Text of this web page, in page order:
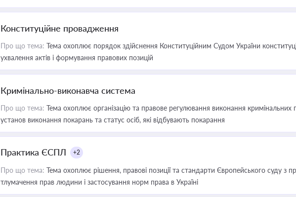
Конституційне провадження
Про що тема: Тема охоплює порядок здійснення Конституційним Судом України
ухвалення актів і формування правових позицій
Кримінально-виконавча система
Про що тема: Тема охоплює організацію та правове регулювання виконання кримінальних
установ виконання покарань та статус осіб, які відбувають покарання
Практика ЄСПЛ +2
Про що тема: Тема охоплює рішення, правові позиції та стандарти Європейського суду з
тлумачення прав людини і застосування норм права в Україні